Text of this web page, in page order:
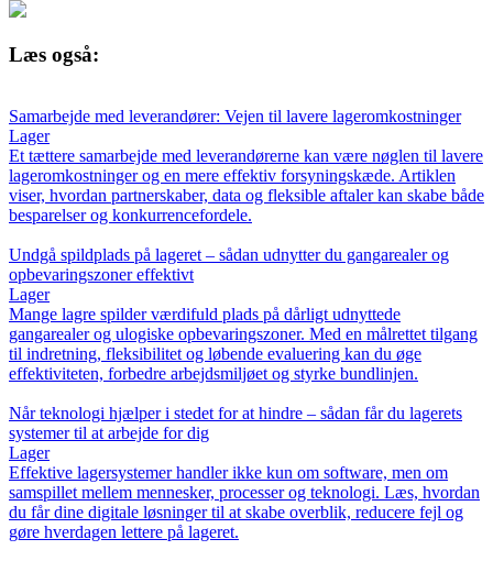
Læs også:
Samarbejde med leverandører: Vejen til lavere lageromkostninger
Lager
Et tættere samarbejde med leverandørerne kan være nøglen til lavere
lageromkostninger og en mere effektiv forsyningskæde. Artiklen
viser, hvordan partnerskaber, data og fleksible aftaler kan skabe både
besparelser og konkurrencefordele.
Undgå spildplads på lageret – sådan udnytter du gangarealer og
opbevaringszoner effektivt
Lager
Mange lagre spilder værdifuld plads på dårligt udnyttede
gangarealer og ulogiske opbevaringszoner. Med en målrettet tilgang
til indretning, fleksibilitet og løbende evaluering kan du øge
effektiviteten, forbedre arbejdsmiljøet og styrke bundlinjen.
Når teknologi hjælper i stedet for at hindre – sådan får du lagerets
systemer til at arbejde for dig
Lager
Effektive lagersystemer handler ikke kun om software, men om
samspillet mellem mennesker, processer og teknologi. Læs, hvordan
du får dine digitale løsninger til at skabe overblik, reducere fejl og
gøre hverdagen lettere på lageret.